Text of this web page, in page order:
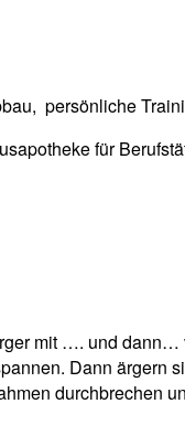
persönliche
für
mit …. und
Dann ärgern
durchbrechen